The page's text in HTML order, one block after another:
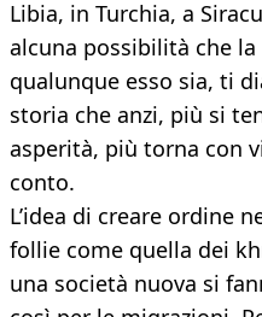
Libia, in Turchia, a
alcuna possibilità che
qualunque esso sia, ti
storia che anzi, più si
asperità, più torna con
conto.
L’idea di creare ordine
follie come quella dei
una società nuova si